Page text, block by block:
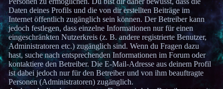
Daten deines Profils und die von dir erstellten Beiträge im
Internet öffentlich zugänglich sein können. Der Betreiber kann
jedoch festlegen, dass einzelne Informationen nur für einen
eingeschränkten Nutzerkreis (z. B. andere registrierte Benutzer,
Administratoren etc.) zugänglich sind. Wenn du Fragen dazu
hast, suche nach entsprechenden Informationen im Forum oder
kontaktiere den Betreiber. Die E-Mail-Adresse aus deinem Profil
ist dabei jedoch nur für den Betreiber und von ihm beauftragte
Personen (Administratoren) zugänglich.